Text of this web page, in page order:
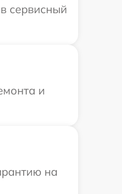
сервисный
и
на